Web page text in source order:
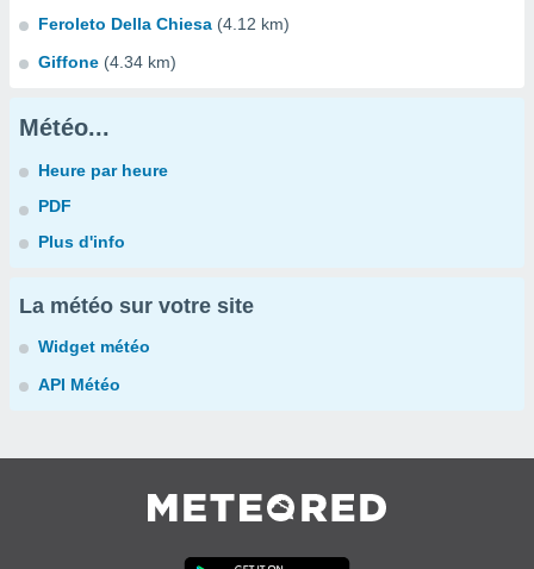
Feroleto Della Chiesa (4.12 km)
Giffone (4.34 km)
Météo...
Heure par heure
PDF
Plus d'info
La météo sur votre site
Widget météo
API Météo